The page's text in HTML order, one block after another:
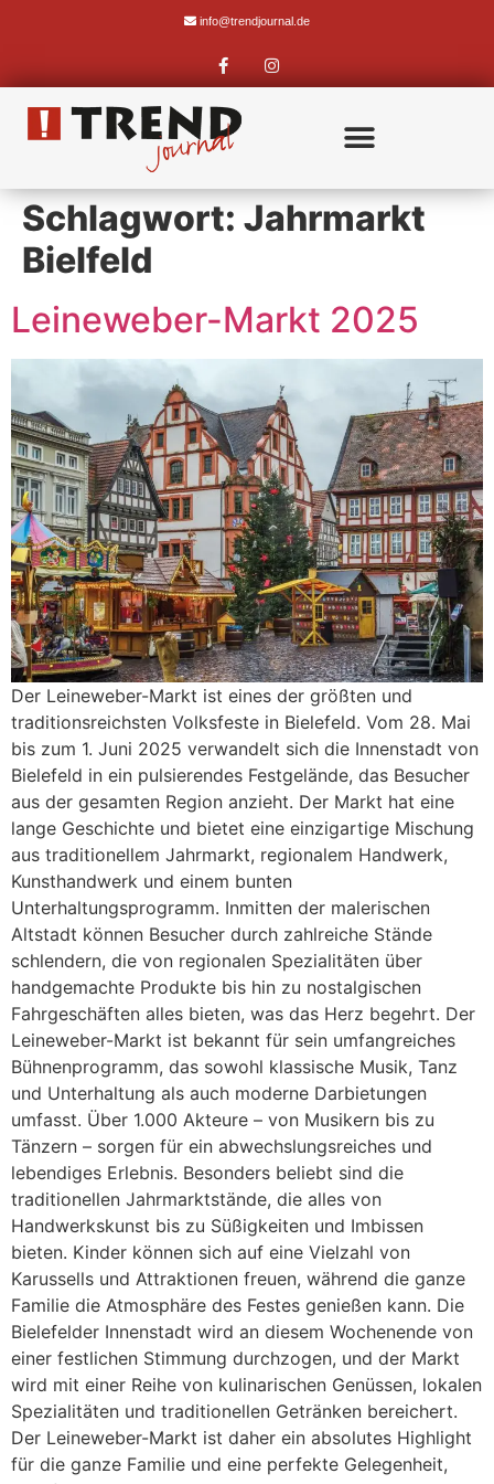
info@trendjournal.de
Schlagwort: Jahrmarkt
Bielfeld
Leineweber-Markt 2025
Der Leineweber-Markt ist eines der größten und
traditionsreichsten Volksfeste in Bielefeld. Vom 28. Mai
bis zum 1. Juni 2025 verwandelt sich die Innenstadt von
Bielefeld in ein pulsierendes Festgelände, das Besucher
aus der gesamten Region anzieht. Der Markt hat eine
lange Geschichte und bietet eine einzigartige Mischung
aus traditionellem Jahrmarkt, regionalem Handwerk,
Kunsthandwerk und einem bunten
Unterhaltungsprogramm. Inmitten der malerischen
Altstadt können Besucher durch zahlreiche Stände
schlendern, die von regionalen Spezialitäten über
handgemachte Produkte bis hin zu nostalgischen
Fahrgeschäften alles bieten, was das Herz begehrt. Der
Leineweber-Markt ist bekannt für sein umfangreiches
Bühnenprogramm, das sowohl klassische Musik, Tanz
und Unterhaltung als auch moderne Darbietungen
umfasst. Über 1.000 Akteure – von Musikern bis zu
Tänzern – sorgen für ein abwechslungsreiches und
lebendiges Erlebnis. Besonders beliebt sind die
traditionellen Jahrmarktstände, die alles von
Handwerkskunst bis zu Süßigkeiten und Imbissen
bieten. Kinder können sich auf eine Vielzahl von
Karussells und Attraktionen freuen, während die ganze
Familie die Atmosphäre des Festes genießen kann. Die
Bielefelder Innenstadt wird an diesem Wochenende von
einer festlichen Stimmung durchzogen, und der Markt
wird mit einer Reihe von kulinarischen Genüssen, lokalen
Spezialitäten und traditionellen Getränken bereichert.
Der Leineweber-Markt ist daher ein absolutes Highlight
für die ganze Familie und eine perfekte Gelegenheit,